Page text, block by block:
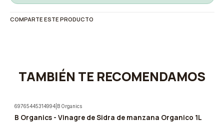
COMPARTE ESTE PRODUCTO
TAMBIÉN TE RECOMENDAMOS
-5%
69765445314994 B Organics
B Organics - Vinagre de Sidra de manzana Organico 1L